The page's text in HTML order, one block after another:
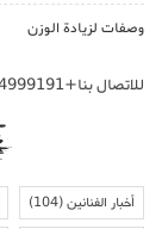
وصفات لزيادة الوزن
للاتصال بنا+212614999191
أخبار الفنانين(104)